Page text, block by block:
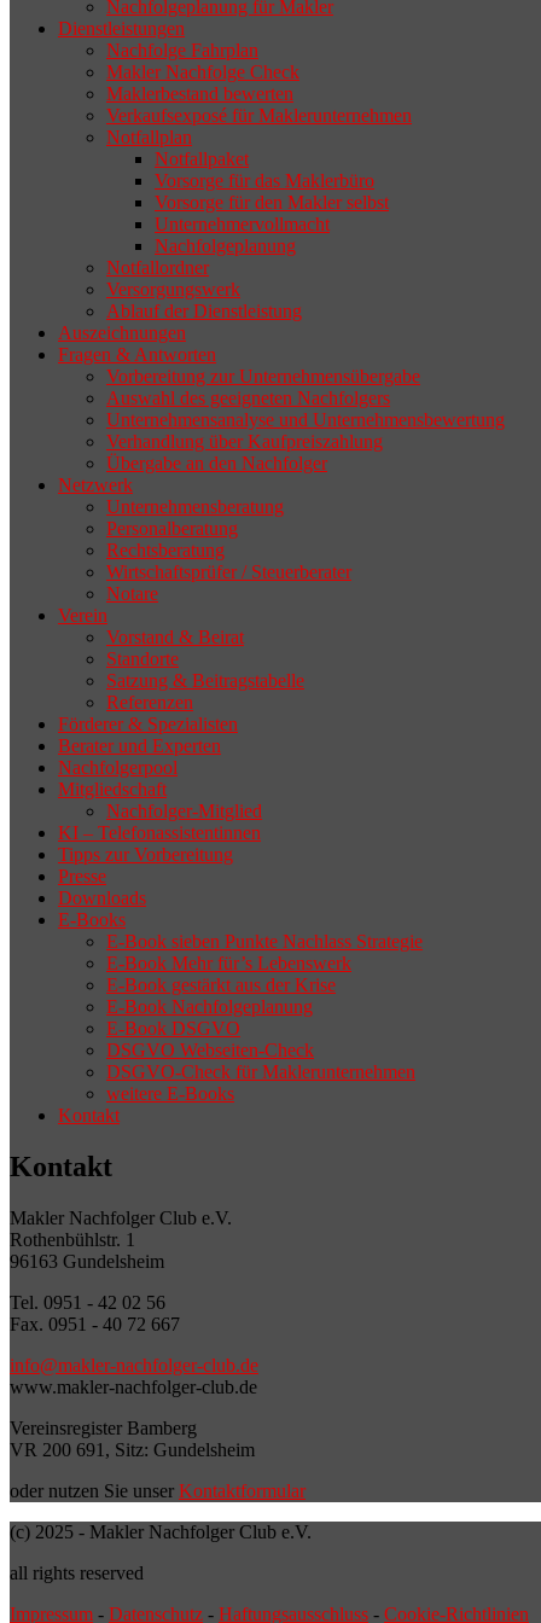
geeigneten Nachfolger findet, droht nicht
selten die Geschäftsaufgabe.
Nachfolgeplanung für Makler
Dienstleistungen
Nachfolge Fahrplan
Makler Nachfolge Check
Maklerbestand bewerten
Verkaufsexposé für Maklerunternehmen
Notfallplan
Notfallpaket
Vorsorge für das Maklerbüro
Vorsorge für den Makler selbst
Unternehmervollmacht
Nachfolgeplanung
Notfallordner
Versorgungswerk
Ablauf der Dienstleistung
Auszeichnungen
Fragen & Antworten
Vorbereitung zur Unternehmensübergabe
Auswahl des geeigneten Nachfolgers
Unternehmensanalyse und Unternehmensbewertung
Verhandlung über Kaufpreiszahlung
Übergabe an den Nachfolger
Netzwerk
Unternehmensberatung
Personalberatung
Rechtsberatung
Wirtschaftsprüfer / Steuerberater
Notare
Verein
Vorstand & Beirat
Standorte
Satzung & Beitragstabelle
Referenzen
Förderer & Spezialisten
Berater und Experten
Nachfolgerpool
Mitgliedschaft
Nachfolger-Mitglied
KI – Telefonassistentinnen
Tipps zur Vorbereitung
Presse
Downloads
E-Books
E-Book sieben Punkte Nachlass Strategie
E-Book Mehr für’s Lebenswerk
E-Book gestärkt aus der Krise
E-Book Nachfolgeplanung
E-Book DSGVO
DSGVO Webseiten-Check
DSGVO-Check für Maklerunternehmen
weitere E-Books
Kontakt
Kontakt
Makler Nachfolger Club e.V.
Rothenbühlstr. 1
96163 Gundelsheim
Tel. 0951 - 42 02 56
Fax. 0951 - 40 72 667
info@makler-nachfolger-club.de
www.makler-nachfolger-club.de
Vereinsregister Bamberg
VR 200 691, Sitz: Gundelsheim
oder nutzen Sie unser Kontaktformular
(c) 2025 - Makler Nachfolger Club e.V.
all rights reserved
Impressum - Datenschutz - Haftungsausschluss - Cookie-Richtlinien